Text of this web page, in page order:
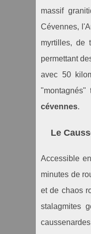
massif
Cévennes,
myrtilles, de
permettant
avec 50
"montagnés"
cévennes.
Le
Accessible
minutes de
et de chaos
stalagmites